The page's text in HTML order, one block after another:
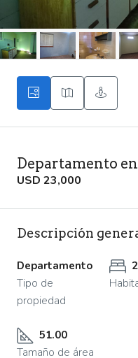
Departamento
USD 23,000
Descripción
Departamento
Tipo de
propiedad
2
51.00
Tamaño de área